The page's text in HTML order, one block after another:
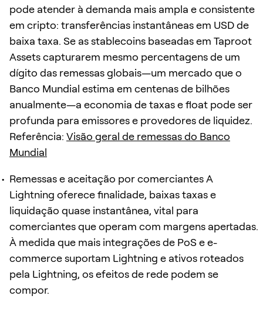
pode atender à demanda mais ampla e consistente
em cripto: transferências instantâneas em USD de
baixa taxa. Se as stablecoins baseadas em Taproot
Assets capturarem mesmo percentagens de um
dígito das remessas globais—um mercado que o
Banco Mundial estima em centenas de bilhões
anualmente—a economia de taxas e float pode ser
profunda para emissores e provedores de liquidez.
Referência: Visão geral de remessas do Banco
Mundial
Remessas e aceitação por comerciantes A
Lightning oferece finalidade, baixas taxas e
liquidação quase instantânea, vital para
comerciantes que operam com margens apertadas.
À medida que mais integrações de PoS e e-
commerce suportam Lightning e ativos roteados
pela Lightning, os efeitos de rede podem se
compor.